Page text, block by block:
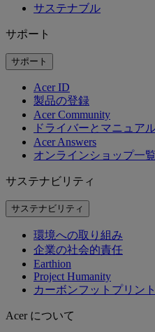
サステナブル
サポート
サポート
Acer ID
製品の登録
Acer Community
ドライバーとマニュア
Acer Answers
オンラインショップ一覧
サステナビリティ
サステナビリティ
環境への取り組み
企業の社会的責任
Earthion
Project Humanity
カーボンフットプリン
Acer について